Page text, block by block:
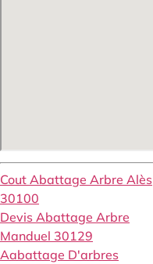
Cout Abattage Arbre Alès
30100
Devis Abattage Arbre
Manduel 30129
Aabattage D'arbres